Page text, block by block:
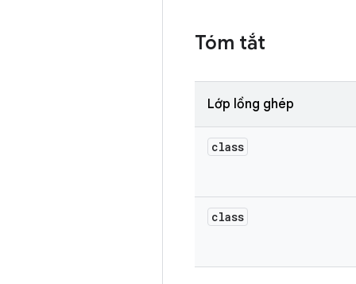
Tóm tắt
Lớp lồng ghép
class
class